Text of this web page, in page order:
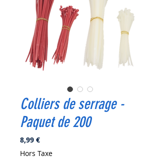
Colliers de serrage -
Paquet de 200
8,99 €Prix
Hors Taxe